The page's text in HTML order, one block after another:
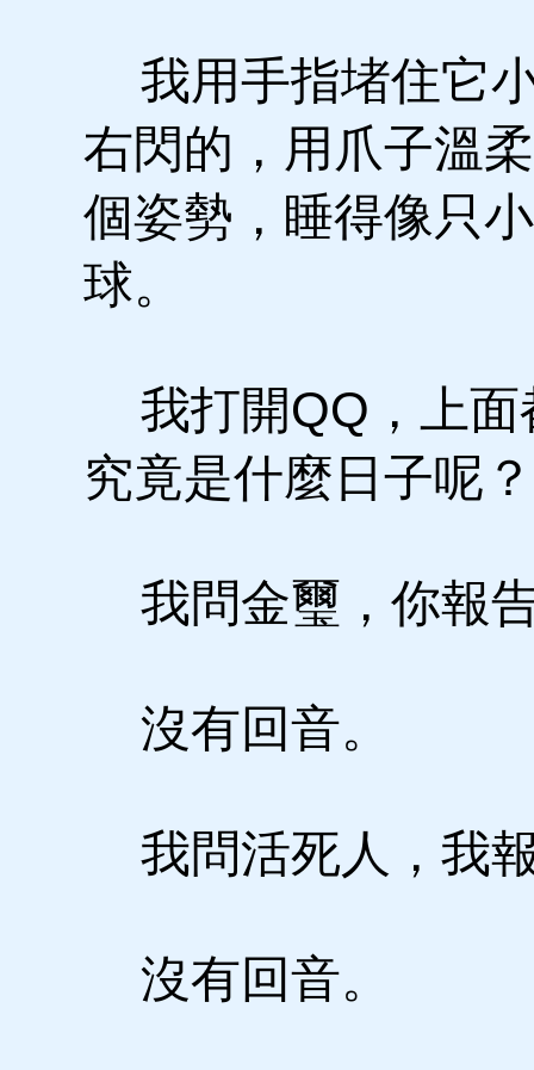
我用手指堵住它
右閃的，用爪子溫
個姿勢，睡得像只
球。
我打開QQ，上面
究竟是什麼日子呢
我問金璽，你報
沒有回音。
我問活死人，我
沒有回音。